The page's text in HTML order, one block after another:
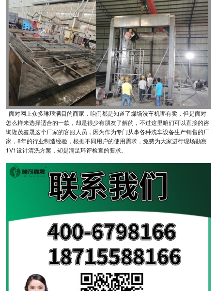
面对网上众多琳琅满目的商家，咱们都是知道了煤场洗车机哪有卖，但是面对
怎么样来选择适合的一款，却是很少有朋友了解的，不过这里咱们可以直接的咨
询隆茂鑫晟这个厂家的客服人员，因为作为专门从事各种洗车设备生产销售的厂
家，8年的行业制造经验，根据不同用户的使用需求，免费为大家进行现场勘察
1V1设计清洗方案，却是满足环评检查的要求。